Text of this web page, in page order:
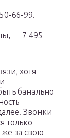
66-99.
— 7 495
хотя
банально
Звонки
только
за свою